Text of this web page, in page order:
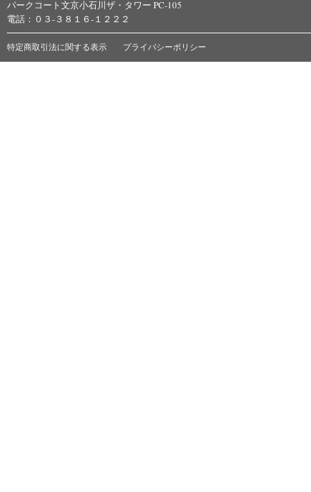
パークコート文京小石川ザ・タワー PC-105
電話：０３-３８１６-１２２２
特定商取引法に関する表示 プライバシーポリシー